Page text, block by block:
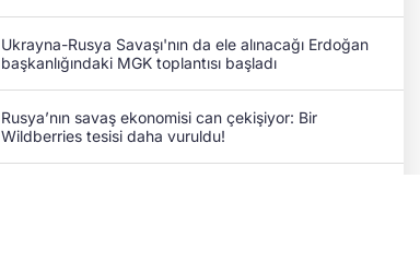
Ukrayna-Rusya Savaşı'nın da ele alınacağı Erdoğan
başkanlığındaki MGK toplantısı başladı
Rusya’nın savaş ekonomisi can çekişiyor: Bir
Wildberries tesisi daha vuruldu!